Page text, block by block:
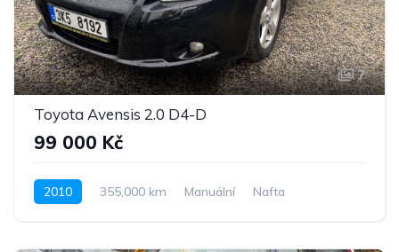
7
Toyota Avensis 2.0 D4-D
99 000 Kč
2010 355,000 km Manuální
Nafta